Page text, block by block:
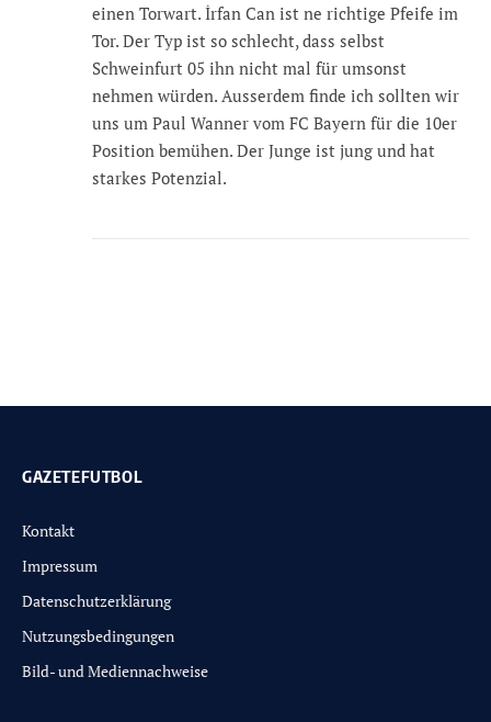
einen Torwart. İrfan Can ist ne richtige Pfeife im
Tor. Der Typ ist so schlecht, dass selbst
Schweinfurt 05 ihn nicht mal für umsonst
nehmen würden. Ausserdem finde ich sollten wir
uns um Paul Wanner vom FC Bayern für die 10er
Position bemühen. Der Junge ist jung und hat
starkes Potenzial.
GAZETEFUTBOL
Kontakt
Impressum
Datenschutzerklärung
Nutzungsbedingungen
Bild- und Mediennachweise